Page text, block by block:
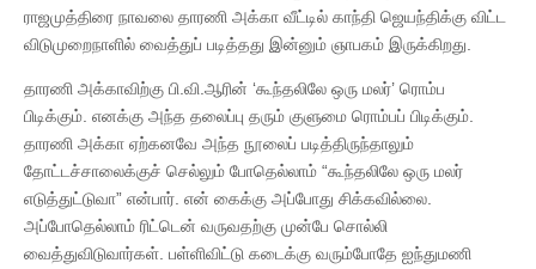
ராஜமுத்திரை நாவலை தாரணி அக்கா வீட்டில் காந்தி ஜெயந்திக்கு விட்ட
விடுமுறைநாளில் வைத்துப் படித்தது இன்னும் ஞாபகம் இருக்கிறது.
தாரணி அக்காவிற்கு பி.வி.ஆரின் ‘கூந்தலிலே ஒரு மலர்’ ரொம்ப
பிடிக்கும். எனக்கு அந்த தலைப்பு தரும் குளுமை ரொம்பப் பிடிக்கும்.
தாரணி அக்கா ஏற்கனவே அந்த நூலைப் படித்திருந்தாலும்
தோட்டச்சாலைக்குச் செல்லும் போதெல்லாம் “கூந்தலிலே ஒரு மலர்
எடுத்துட்டுவா” என்பார். என் கைக்கு அப்போது சிக்கவில்லை.
அப்போதெல்லாம் ரிட்டென் வருவதற்கு முன்பே சொல்லி
வைத்துவிடுவார்கள். பள்ளிவிட்டு கடைக்கு வரும்போதே ஐந்துமணி